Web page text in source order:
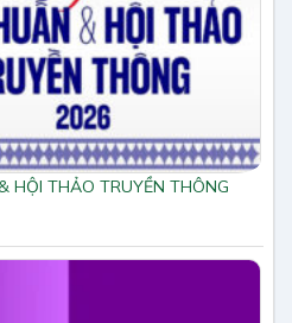
HỘI THẢO TRUYỀN THÔNG